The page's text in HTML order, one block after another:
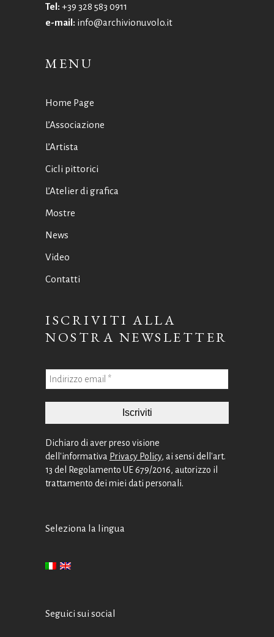
Tel: +39 328 583 0911
e-mail: info@archivionuvolo.it
MENU
Home Page
L’Associazione
L’Artista
Cicli pittorici
L’Atelier di grafica
Mostre
News
Video
Contatti
ISCRIVITI ALLA
NOSTRA NEWSLETTER
Dichiaro di aver preso visione
dell'informativa Privacy Policy, ai sensi dell'art.
13 del Regolamento UE 679/2016, autorizzo il
trattamento dei miei dati personali.
Seleziona la lingua
Seguici sui social